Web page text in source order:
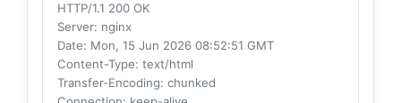
HTTP/1.1 200 OK
Server: nginx
Date: Mon, 15 Jun 2026 08:52:51 GMT
Content-Type: text/html
Transfer-Encoding: chunked